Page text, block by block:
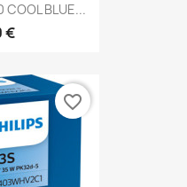
COOL BLUE...
€
favorite_border